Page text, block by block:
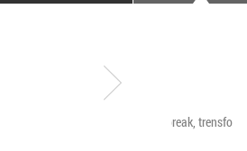
Have a break,